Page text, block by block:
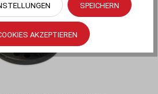
SPEICHERN
AKZEPTIEREN